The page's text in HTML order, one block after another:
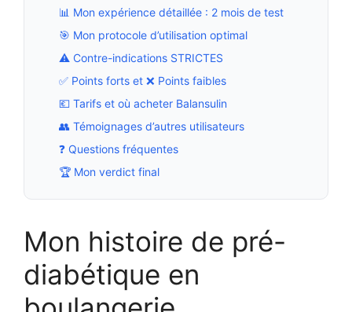
📊 Mon expérience détaillée : 2 mois de test
🎯 Mon protocole d’utilisation optimal
⚠️ Contre-indications STRICTES
✅ Points forts et ❌ Points faibles
💶 Tarifs et où acheter Balansulin
👥 Témoignages d’autres utilisateurs
❓ Questions fréquentes
🏆 Mon verdict final
Mon histoire de pré-
diabétique en